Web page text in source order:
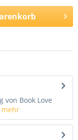
von Book Love
mehr